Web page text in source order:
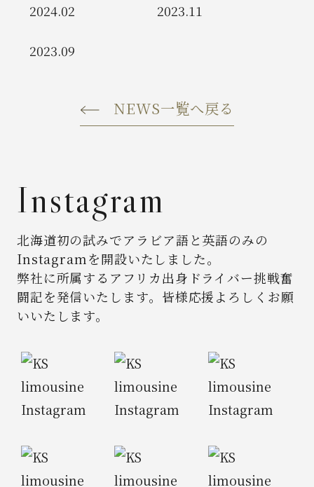
2024.02 2023.11
2023.09
NEWS一覧へ戻る
Instagram
北海道初の試みでアラビア語と英語のみの
Instagramを開設いたしました。
弊社に所属するアフリカ出身ドライバー挑戦奮
闘記を発信いたします。 皆様応援よろしくお願
いいたします。